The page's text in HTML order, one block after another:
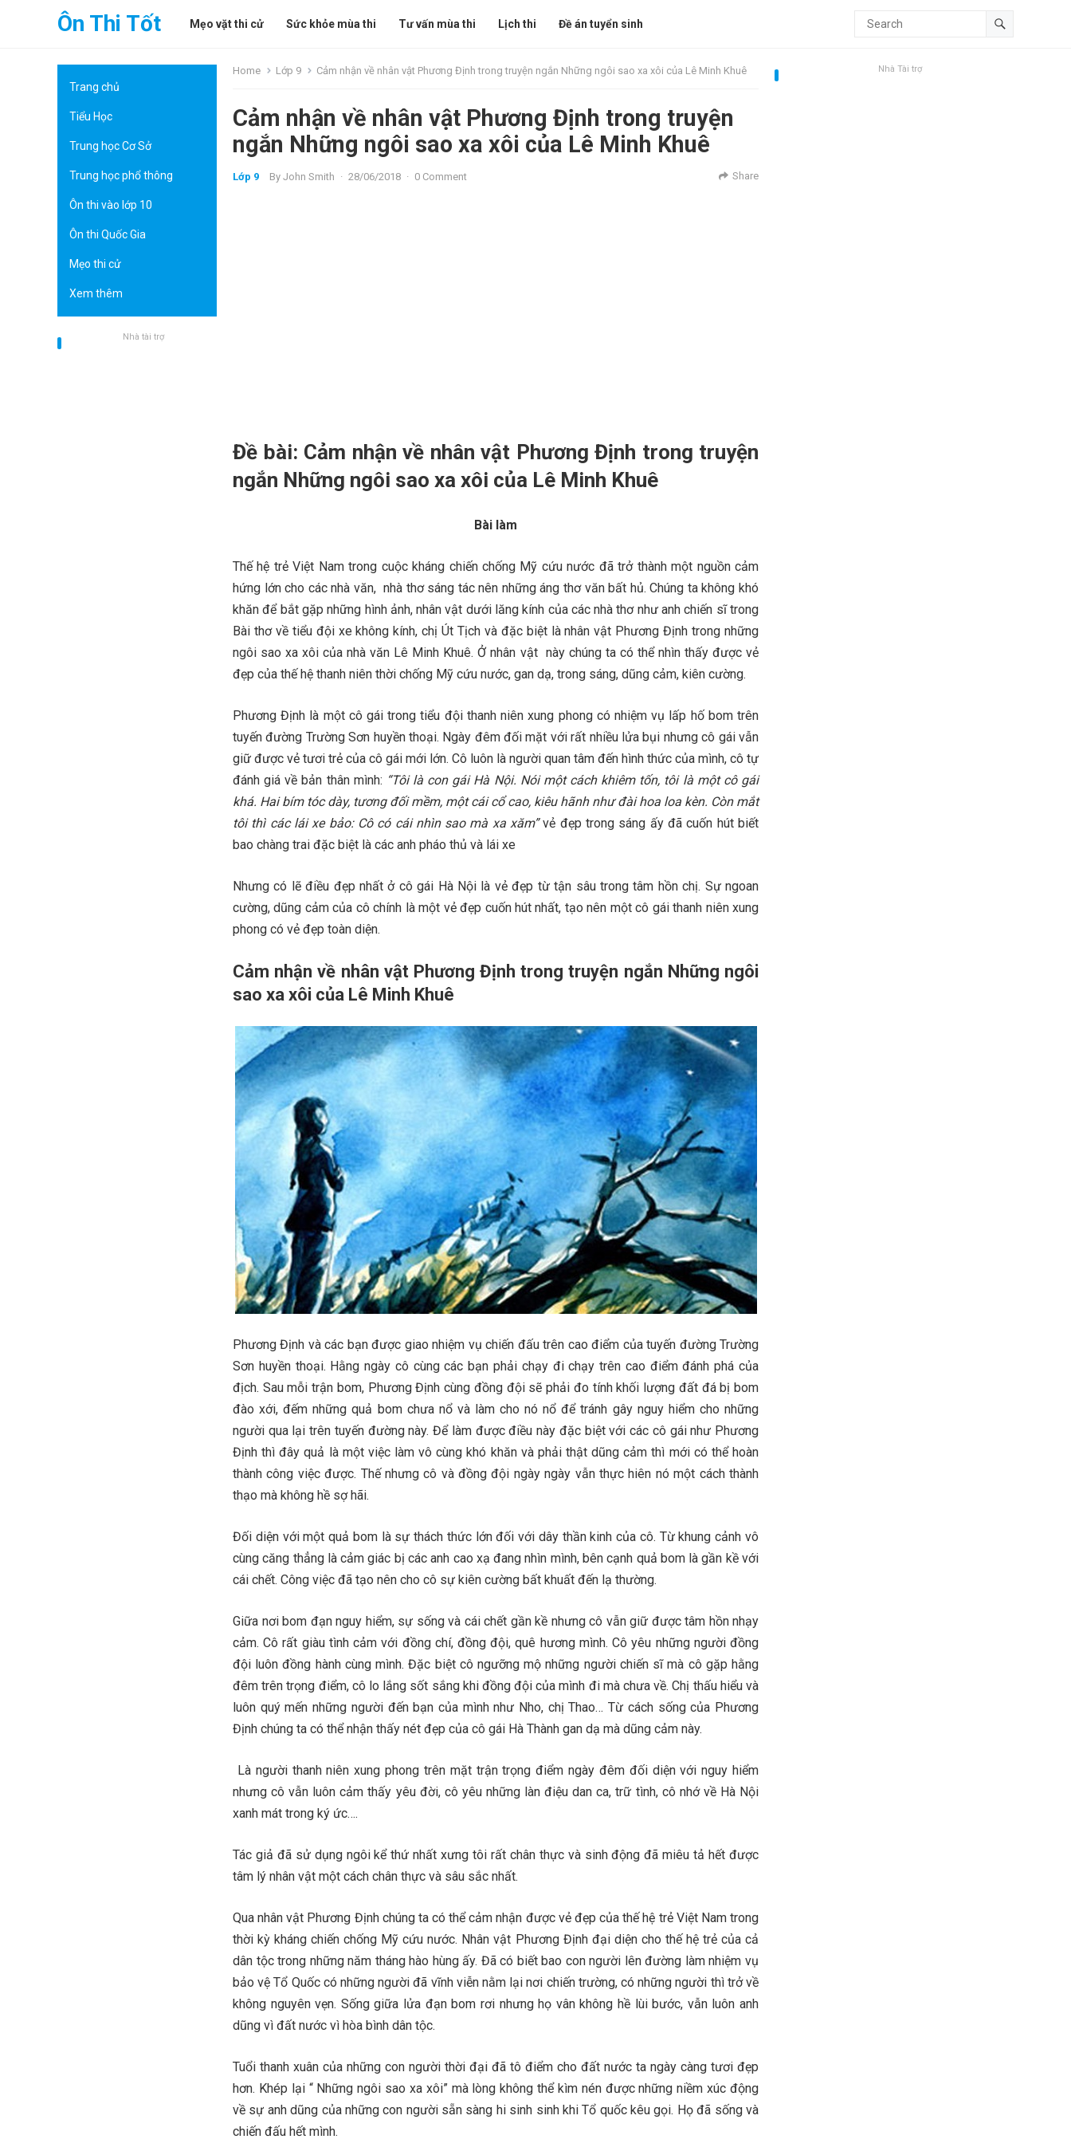
Ôn Thi Tốt Mẹo vặt thi cử Sức khỏe mùa thi Tư vấn mùa thi Lịch thi Đề án tuyển sinh
Trang chủ
Tiểu Học
Trung học Cơ Sở
Trung học phổ thông
Ôn thi vào lớp 10
Ôn thi Quốc Gia
Mẹo thi cử
Xem thêm
Nhà tài trợ
Home Lớp 9 Cảm nhận về nhân vật Phương Định trong truyện ngắn Những ngôi sao xa xôi của Lê Minh Khuê
Cảm nhận về nhân vật Phương Định trong truyện
ngắn Những ngôi sao xa xôi của Lê Minh Khuê
Lớp 9 By John Smith · 28/06/2018 · 0 Comment Share
Đề bài: Cảm nhận về nhân vật Phương Định trong truyện
ngắn Những ngôi sao xa xôi của Lê Minh Khuê
Bài làm
Thế hệ trẻ Việt Nam trong cuộc kháng chiến chống Mỹ cứu nước đã trở thành một nguồn cảm
hứng lớn cho các nhà văn, nhà thơ sáng tác nên những áng thơ văn bất hủ. Chúng ta không khó
khăn để bắt gặp những hình ảnh, nhân vật dưới lăng kính của các nhà thơ như anh chiến sĩ trong
Bài thơ về tiểu đội xe không kính, chị Út Tịch và đặc biệt là nhân vật Phương Định trong những
ngôi sao xa xôi của nhà văn Lê Minh Khuê. Ở nhân vật này chúng ta có thể nhìn thấy được vẻ
đẹp của thế hệ thanh niên thời chống Mỹ cứu nước, gan dạ, trong sáng, dũng cảm, kiên cường.
Phương Định là một cô gái trong tiểu đội thanh niên xung phong có nhiệm vụ lấp hố bom trên
tuyến đường Trường Sơn huyền thoại. Ngày đêm đối mặt với rất nhiều lửa bụi nhưng cô gái vẫn
giữ được vẻ tươi trẻ của cô gái mới lớn. Cô luôn là người quan tâm đến hình thức của mình, cô tự
đánh giá về bản thân mình: “Tôi là con gái Hà Nội. Nói một cách khiêm tốn, tôi là một cô gái
khá. Hai bím tóc dày, tương đối mềm, một cái cổ cao, kiêu hãnh như đài hoa loa kèn. Còn mắt
tôi thì các lái xe bảo: Cô có cái nhìn sao mà xa xăm”vẻ đẹp trong sáng ấy đã cuốn hút biết
bao chàng trai đặc biệt là các anh pháo thủ và lái xe
Nhưng có lẽ điều đẹp nhất ở cô gái Hà Nội là vẻ đẹp từ tận sâu trong tâm hồn chị. Sự ngoan
cường, dũng cảm của cô chính là một vẻ đẹp cuốn hút nhất, tạo nên một cô gái thanh niên xung
phong có vẻ đẹp toàn diện.
Cảm nhận về nhân vật Phương Định trong truyện ngắn Những ngôi
sao xa xôi của Lê Minh Khuê
Phương Định và các bạn được giao nhiệm vụ chiến đấu trên cao điểm của tuyến đường Trường
Sơn huyền thoại. Hằng ngày cô cùng các bạn phải chạy đi chạy trên cao điểm đánh phá của
địch. Sau mỗi trận bom, Phương Định cùng đồng đội sẽ phải đo tính khối lượng đất đá bị bom
đào xới, đếm những quả bom chưa nổ và làm cho nó nổ để tránh gây nguy hiểm cho những
người qua lại trên tuyến đường này. Để làm được điều này đặc biệt với các cô gái như Phương
Định thì đây quả là một việc làm vô cùng khó khăn và phải thật dũng cảm thì mới có thể hoàn
thành công việc được. Thế nhưng cô và đồng đội ngày ngày vẫn thực hiên nó một cách thành
thạo mà không hề sợ hãi.
Đối diện với một quả bom là sự thách thức lớn đối với dây thần kinh của cô. Từ khung cảnh vô
cùng căng thẳng là cảm giác bị các anh cao xạ đang nhìn mình, bên cạnh quả bom là gần kề với
cái chết. Công việc đã tạo nên cho cô sự kiên cường bất khuất đến lạ thường.
Giữa nơi bom đạn nguy hiểm, sự sống và cái chết gần kề nhưng cô vẫn giữ được tâm hồn nhạy
cảm. Cô rất giàu tình cảm với đồng chí, đồng đội, quê hương mình. Cô yêu những người đồng
đội luôn đồng hành cùng mình. Đặc biệt cô ngưỡng mộ những người chiến sĩ mà cô gặp hằng
đêm trên trọng điểm, cô lo lắng sốt sắng khi đồng đội của mình đi mà chưa về. Chị thấu hiểu và
luôn quý mến những người đến bạn của mình như Nho, chị Thao… Từ cách sống của Phương
Định chúng ta có thể nhận thấy nét đẹp của cô gái Hà Thành gan dạ mà dũng cảm này.
Là người thanh niên xung phong trên mặt trận trọng điểm ngày đêm đối diện với nguy hiểm
nhưng cô vẫn luôn cảm thấy yêu đời, cô yêu những làn điệu dan ca, trữ tình, cô nhớ về Hà Nội
xanh mát trong ký ức….
Tác giả đã sử dụng ngôi kể thứ nhất xưng tôi rất chân thực và sinh động đã miêu tả hết được
tâm lý nhân vật một cách chân thực và sâu sắc nhất.
Qua nhân vật Phương Định chúng ta có thể cảm nhận được vẻ đẹp của thế hệ trẻ Việt Nam trong
thời kỳ kháng chiến chống Mỹ cứu nước. Nhân vật Phương Định đại diện cho thế hệ trẻ của cả
dân tộc trong những năm tháng hào hùng ấy. Đã có biết bao con người lên đường làm nhiệm vụ
bảo vệ Tổ Quốc có những người đã vĩnh viễn nằm lại nơi chiến trường, có những người thì trở về
không nguyên vẹn. Sống giữa lửa đạn bom rơi nhưng họ vân không hề lùi bước, vẫn luôn anh
dũng vì đất nước vì hòa bình dân tộc.
Tuổi thanh xuân của những con người thời đại đã tô điểm cho đất nước ta ngày càng tươi đẹp
hơn. Khép lại “ Những ngôi sao xa xôi” mà lòng không thể kìm nén được những niềm xúc động
về sự anh dũng của những con người sẵn sàng hi sinh sinh khi Tổ quốc kêu gọi. Họ đã sống và
chiến đấu hết mình.
Nhà Tài trợ